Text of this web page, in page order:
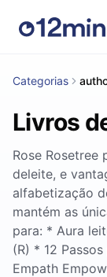
Categorias
Livros
Rose Rosetree
deleite, e
alfabetização
mantém as
para: * Aura
(R) * 12
Empath